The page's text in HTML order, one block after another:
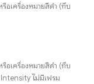
อเครื่องหมายสีดำ (ทึบ
อเครื่องหมายสีดำ (ทึบ
ไม่มีเฟรม